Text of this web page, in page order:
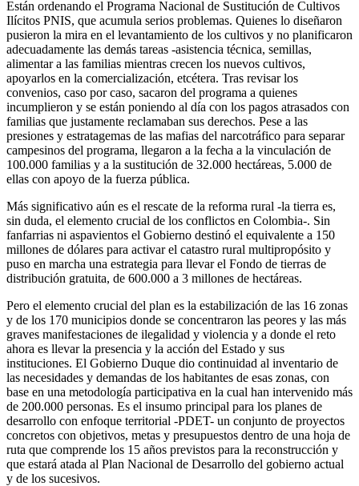
Están ordenando el Programa Nacional de Sustitución de Cultivos
Ilícitos PNIS, que acumula serios problemas. Quienes lo diseñaron
pusieron la mira en el levantamiento de los cultivos y no planificaron
adecuadamente las demás tareas -asistencia técnica, semillas,
alimentar a las familias mientras crecen los nuevos cultivos,
apoyarlos en la comercialización, etcétera. Tras revisar los
convenios, caso por caso, sacaron del programa a quienes
incumplieron y se están poniendo al día con los pagos atrasados con
familias que justamente reclamaban sus derechos. Pese a las
presiones y estratagemas de las mafias del narcotráfico para separar
campesinos del programa, llegaron a la fecha a la vinculación de
100.000 familias y a la sustitución de 32.000 hectáreas, 5.000 de
ellas con apoyo de la fuerza pública.
Más significativo aún es el rescate de la reforma rural -la tierra es,
sin duda, el elemento crucial de los conflictos en Colombia-. Sin
fanfarrias ni aspavientos el Gobierno destinó el equivalente a 150
millones de dólares para activar el catastro rural multipropósito y
puso en marcha una estrategia para llevar el Fondo de tierras de
distribución gratuita, de 600.000 a 3 millones de hectáreas.
Pero el elemento crucial del plan es la estabilización de las 16 zonas
y de los 170 municipios donde se concentraron las peores y las más
graves manifestaciones de ilegalidad y violencia y a donde el reto
ahora es llevar la presencia y la acción del Estado y sus
instituciones. El Gobierno Duque dio continuidad al inventario de
las necesidades y demandas de los habitantes de esas zonas, con
base en una metodología participativa en la cual han intervenido más
de 200.000 personas. Es el insumo principal para los planes de
desarrollo con enfoque territorial -PDET- un conjunto de proyectos
concretos con objetivos, metas y presupuestos dentro de una hoja de
ruta que comprende los 15 años previstos para la reconstrucción y
que estará atada al Plan Nacional de Desarrollo del gobierno actual
y de los sucesivos.